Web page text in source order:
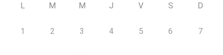
L M M J V S D
1 2 3 4 5 6 7